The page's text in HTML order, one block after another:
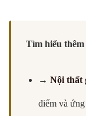
Tìm hiểu thêm
→ Nội thất
điểm và